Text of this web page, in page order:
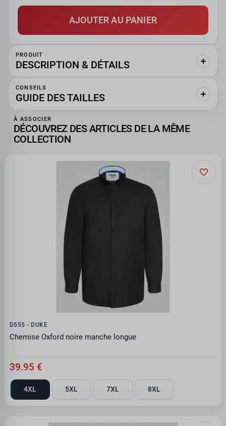
AJOUTER AU PANIER
PRODUIT
DESCRIPTION & DÉTAILS
CONSEILS
GUIDE DES TAILLES
À ASSOCIER
DÉCOUVREZ DES ARTICLES DE LA MÊME
COLLECTION
D555 - DUKE
Chemise Oxford noire manche longue
39.95 €
4XL 5XL 7XL 8XL